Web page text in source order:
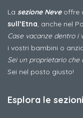
La sezione Neveoffre
sull’Etna, anche nel
Case vacanze dentro i
i vostri bambini o
Sei un proprietario
Sei nel posto giusto!
Esplora le sezioni